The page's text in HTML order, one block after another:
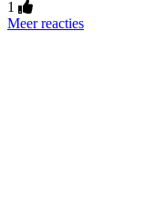
1
Meer reacties